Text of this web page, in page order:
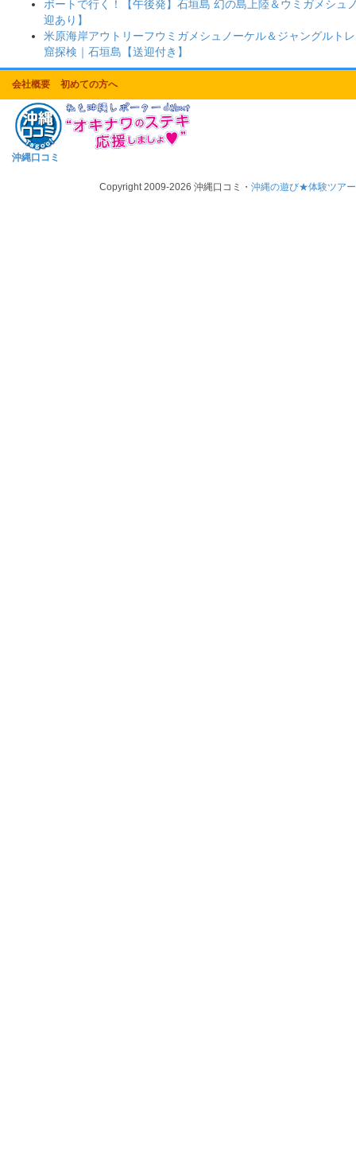
ボートで行く！【午後発】石垣島 幻の島上陸＆ウミガメシュ
迎あり】
米原海岸アウトリーフウミガメシュノーケル＆ジャングルト
窟探検｜石垣島【送迎付き】
会社概要 初めての方へ
沖縄口コミ
Copyright 2009-2026 沖縄口コミ・沖縄の遊び★体験ツアー